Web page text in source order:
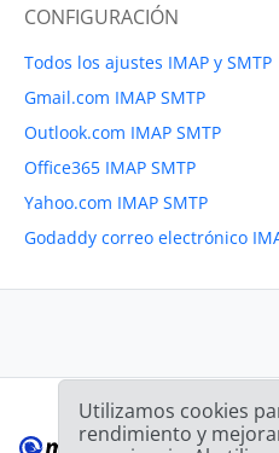
CONFIGURACIÓN
Todos los ajustes IMAP y SMTP
Gmail.com IMAP SMTP
Outlook.com IMAP SMTP
Office365 IMAP SMTP
Yahoo.com IMAP SMTP
Godaddy correo electrónico
Utilizamos cookies
rendimiento y